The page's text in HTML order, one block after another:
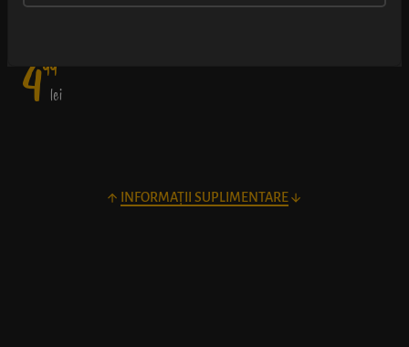
rumenă, ușor crocantă și foarte aromată de cașcaval.
499
lei
INFORMAȚII SUPLIMENTARE